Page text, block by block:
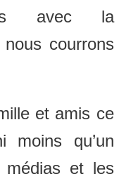
avec la
courrons
et amis ce
qu’un
et les